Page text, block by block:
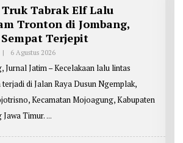
:
Z
A
I
U
A
R
I
F
Tabrak Elf Lalu
Tronton di Jombang,
Terjepit
| 6 Agustus 2026O
E
R
P
E
Jurnal Jatim – Kecelakaan lalu lintas
di Jalan Raya Dusun Ngemplak,
Kecamatan Mojoagung, Kabupaten
Jawa Timur.